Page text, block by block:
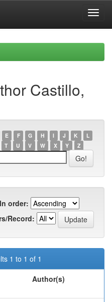
Castillo,
E F G H I J K
L
T U V W X Y Z
In order:
Record:
1 to 1 of 1
Author(s)